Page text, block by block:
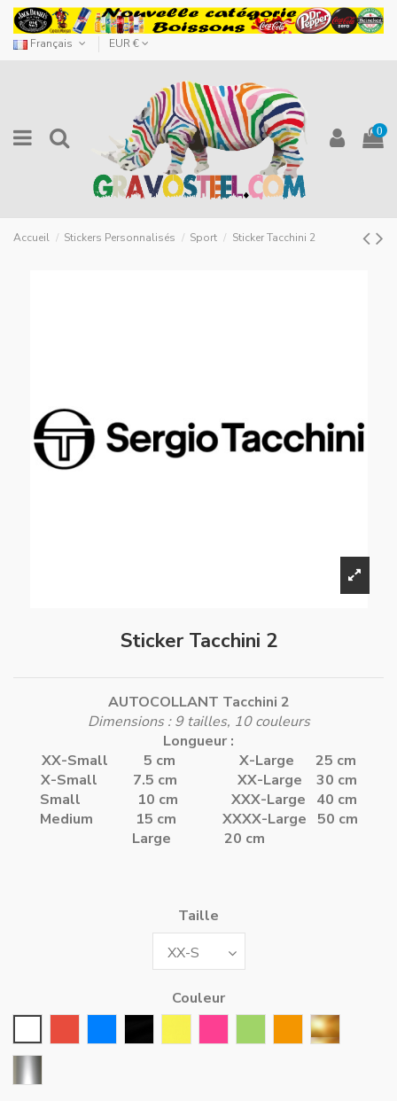
Français EUR €
0
Accueil Stickers Personnalisés Sport Sticker Tacchini 2
Sticker Tacchini 2
AUTOCOLLANT Tacchini 2
Dimensions : 9 tailles, 10 couleurs
Longueur :
XX-Small 5 cm X-Large 25 cm
X-Small 7.5 cm XX-Large 30 cm
Small 10 cm XXX-Large 40 cm
Medium 15 cm XXXX-Large 50 cm
Large 20 cm
Taille
Couleur
OrangeOr
Argent